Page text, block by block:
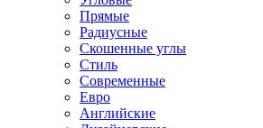
Прямые
Радиусные
Скошенные углы
Стиль
Современные
Евро
Английские